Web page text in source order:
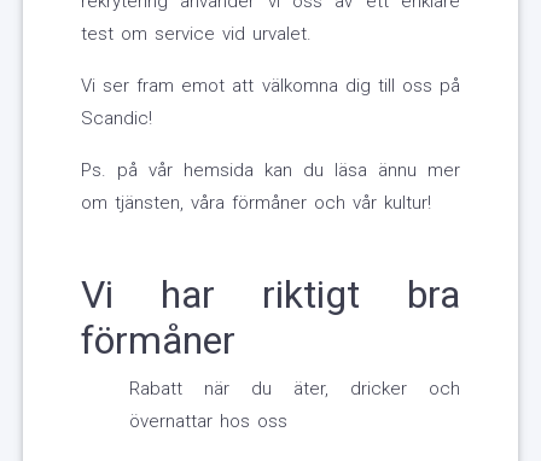
test om service vid urvalet.
Vi ser fram emot att välkomna dig till oss på
Scandic!
Ps. på vår hemsida kan du läsa ännu mer
om tjänsten, våra förmåner och vår kultur!
Vi har riktigt bra
förmåner
Rabatt när du äter, dricker och
övernattar hos oss